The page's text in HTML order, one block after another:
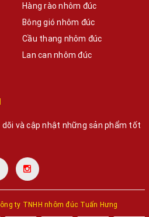
Hàng rào nhôm đúc
Bông gió nhôm đúc
Cầu thang nhôm đúc
Lan can nhôm đúc
và cập nhật những sản phẩm tốt
ty TNHH nhôm đúc Tuấn Hưng